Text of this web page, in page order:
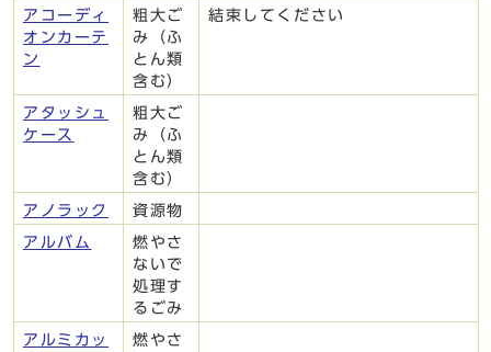
アコーディ
オンカーテ
ン
粗大ご
み（ふ
とん類
含む）
結束してください
アタッシュ
ケース
粗大ご
み（ふ
とん類
含む）
アノラック 資源物
アルバム
燃やさ
ないで
処理す
るごみ
アルミカッ
燃やさ